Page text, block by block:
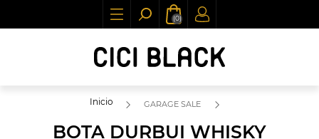
(0)
Inicio GARAGE SALE
BOTA DURBUI WHISKY